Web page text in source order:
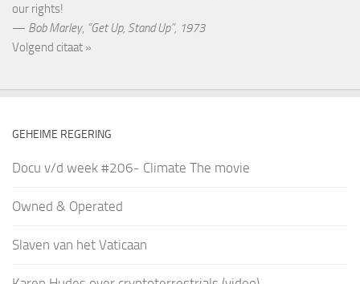
our rights!
— Bob Marley, “Get Up, Stand Up”, 1973
Volgend citaat »
GEHEIME REGERING
Docu v/d week #206- Climate The movie
Owned & Operated
Slaven van het Vaticaan